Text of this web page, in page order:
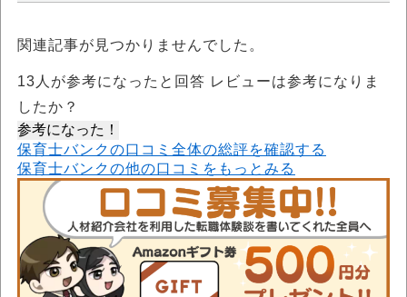
関連記事が見つかりませんでした。
13 人が参考になったと回答 レビューは参考になりま
したか？
参考になった！
保育士バンクの口コミ全体の総評を確認する
保育士バンクの他の口コミをもっとみる